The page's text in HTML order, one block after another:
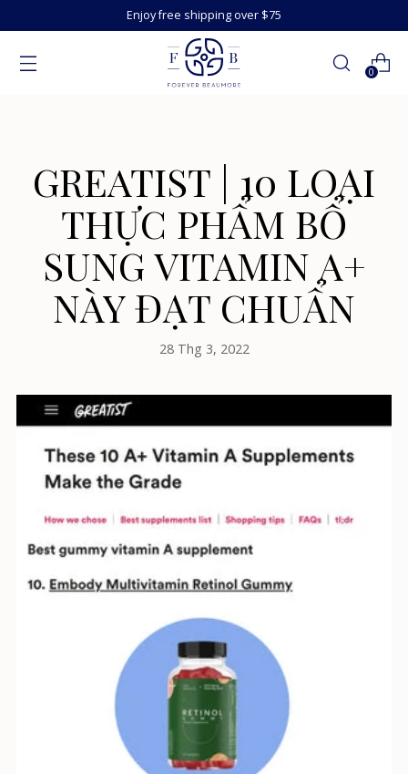
Enjoy free shipping over $75
0
GREATIST | 10 LOẠI
THỰC PHẨM BỔ
SUNG VITAMIN A+
NÀY ĐẠT CHUẨN
28 Thg 3, 2022